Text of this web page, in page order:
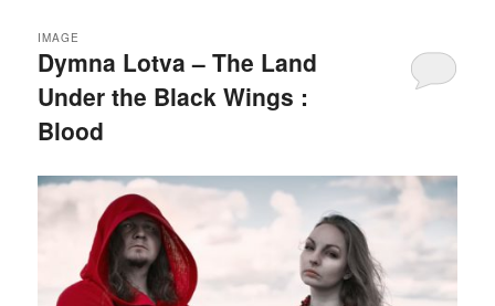
Dymna Lotva – The Land
Under the Black Wings :
Blood
IMAGE